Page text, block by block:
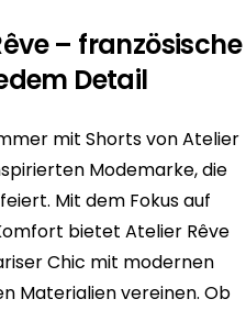
– französische
Detail
mit Shorts von Atelier
Modemarke, die
Mit dem Fokus auf
bietet Atelier Rêve
Chic mit modernen
Materialien vereinen. Ob